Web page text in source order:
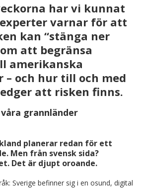
har vi kunnat
varnar för att
kan “stänga ner
att begränsa
amerikanska
– och hur till och med
att risken finns.
grannländer
planerar redan för ett
Men från svensk sida?
Det är djupt oroande.
Sverige befinner sig i en osund, digital